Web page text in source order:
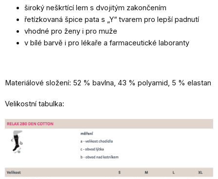
široký neškrtící lem s dvojitým zakončením
řetízkovaná špice pata s „Y“ tvarem pro lepší padnutí
vhodné pro ženy i pro muže
v bílé barvě i pro lékaře a farmaceutické laboranty
Materiálové složení: 52 % bavlna, 43 % polyamid, 5 % elastan
Velikostní tabulka: